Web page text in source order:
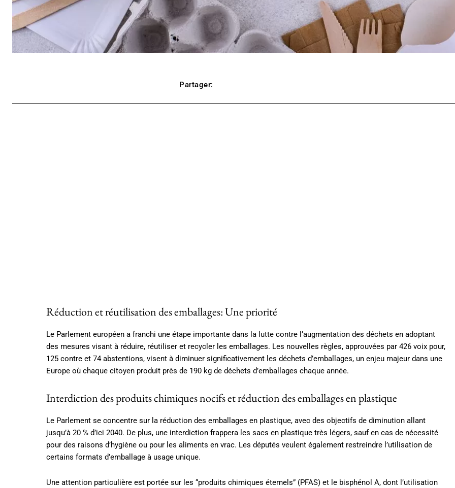
Partager:
Réduction et réutilisation des emballages: Une priorité
Le Parlement européen a franchi une étape importante dans la lutte contre l’augmentation des déchets en adoptant
des mesures visant à réduire, réutiliser et recycler les emballages. Les nouvelles règles, approuvées par 426 voix pour,
125 contre et 74 abstentions, visent à diminuer significativement les déchets d’emballages, un enjeu majeur dans une
Europe où chaque citoyen produit près de 190 kg de déchets d’emballages chaque année.
Interdiction des produits chimiques nocifs et réduction des emballages en plastique
Le Parlement se concentre sur la réduction des emballages en plastique, avec des objectifs de diminution allant
jusqu’à 20 % d’ici 2040. De plus, une interdiction frappera les sacs en plastique très légers, sauf en cas de nécessité
pour des raisons d’hygiène ou pour les aliments en vrac. Les députés veulent également restreindre l’utilisation de
certains formats d’emballage à usage unique.
Une attention particulière est portée sur les “produits chimiques éternels” (PFAS) et le bisphénol A, dont l’utilisation